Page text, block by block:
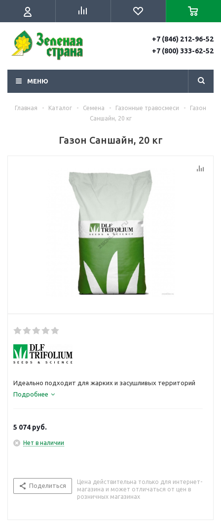
+7 (846) 212-96-52
+7 (800) 333-62-52
МЕНЮ
Главная - Каталог - Семена - Газонные травосмеси -
Газон
Саншайн, 20 кг
Газон Саншайн, 20 кг
Идеально подходит для жарких и засушливых территорий
Подробнее
5 074 руб.
Нет в наличии
Поделиться
Цена действительна только для интернет-
магазина и может отличаться от цен в
розничных магазинах